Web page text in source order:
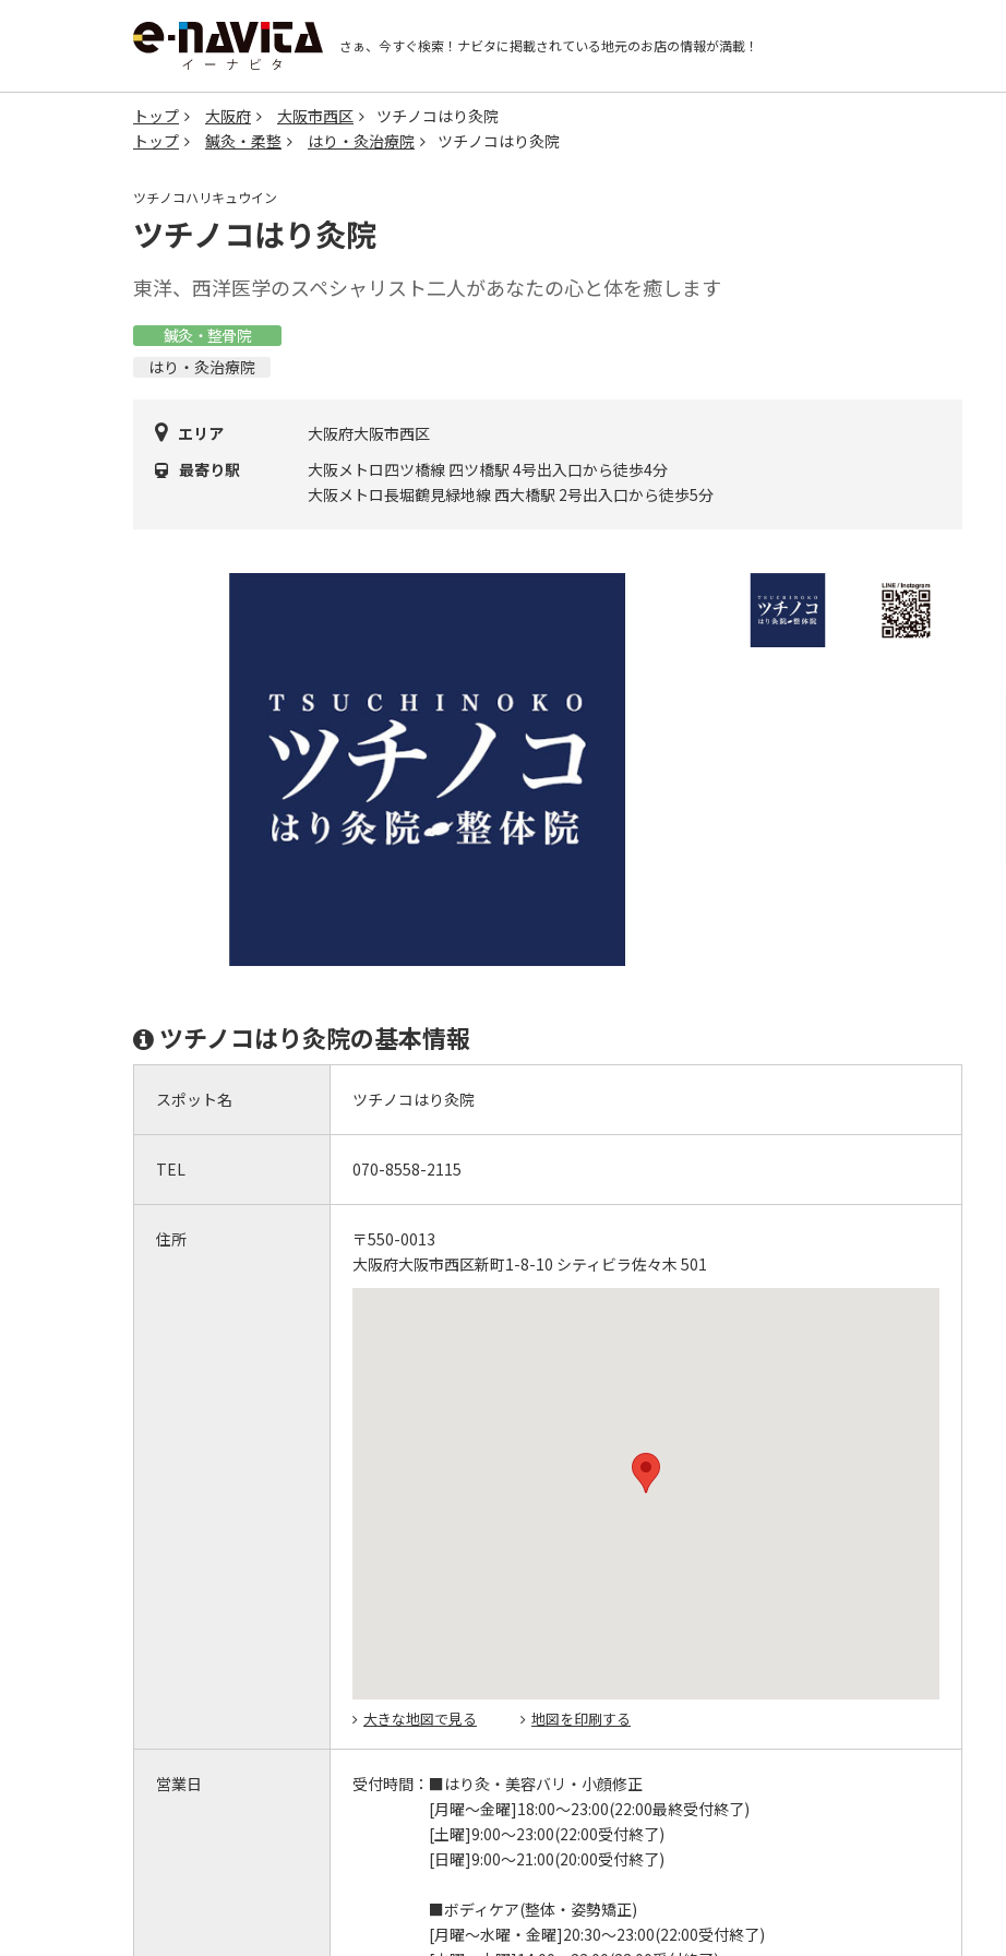
さぁ、今すぐ検索！ ナビタに掲載されている地元のお店の情報が満載！
トップ 大阪府 大阪市西区
ツチノコはり灸院
トップ
鍼灸・柔整 はり・灸治療院 ツチノコはり灸院
ツチノコハリキュウイン
ツチノコはり灸院
東洋、西洋医学のスペシャリスト二人があなたの心と体を癒します
鍼灸・整骨院
はり・灸治療院
エリア
大阪府大阪市西区
最寄り駅
大阪メトロ四ツ橋線 四ツ橋駅 4号出入口から徒歩4分
大阪メトロ長堀鶴見緑地線 西大橋駅 2号出入口から徒歩5分
ツチノコはり灸院の基本情報
スポット名 ツチノコはり灸院
TEL 070-8558-2115
住所
〒550-0013
大阪府大阪市西区新町1-8-10 シティビラ佐々木 501
大きな地図で見る 地図を印刷する
営業日 受付時間： ■はり灸・美容バリ・小顔修正
[月曜～金曜]18:00～23:00(22:00最終受付終了)
[土曜]9:00～23:00(22:00受付終了)
[日曜]9:00～21:00(20:00受付終了)
■ボディケア(整体・姿勢矯正)
[月曜～水曜・金曜]20:30～23:00(22:00受付終了)